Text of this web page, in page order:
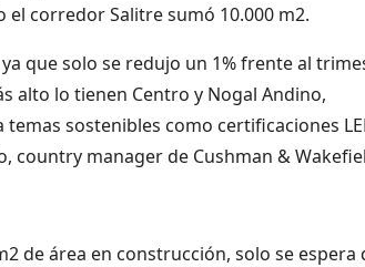
corredor Salitre sumó 10.000 m2.
que solo se redujo un 1% frente al
alto lo tienen Centro y Nogal Andino,
sostenibles como certificaciones
country manager de Cushman &
de área en construcción, solo se espera